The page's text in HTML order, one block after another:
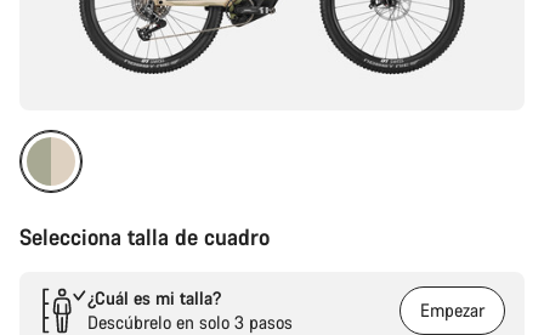
Selecciona talla de cuadro
¿Cuál es mi talla?
Descúbrelo en solo 3 pasos
Empezar